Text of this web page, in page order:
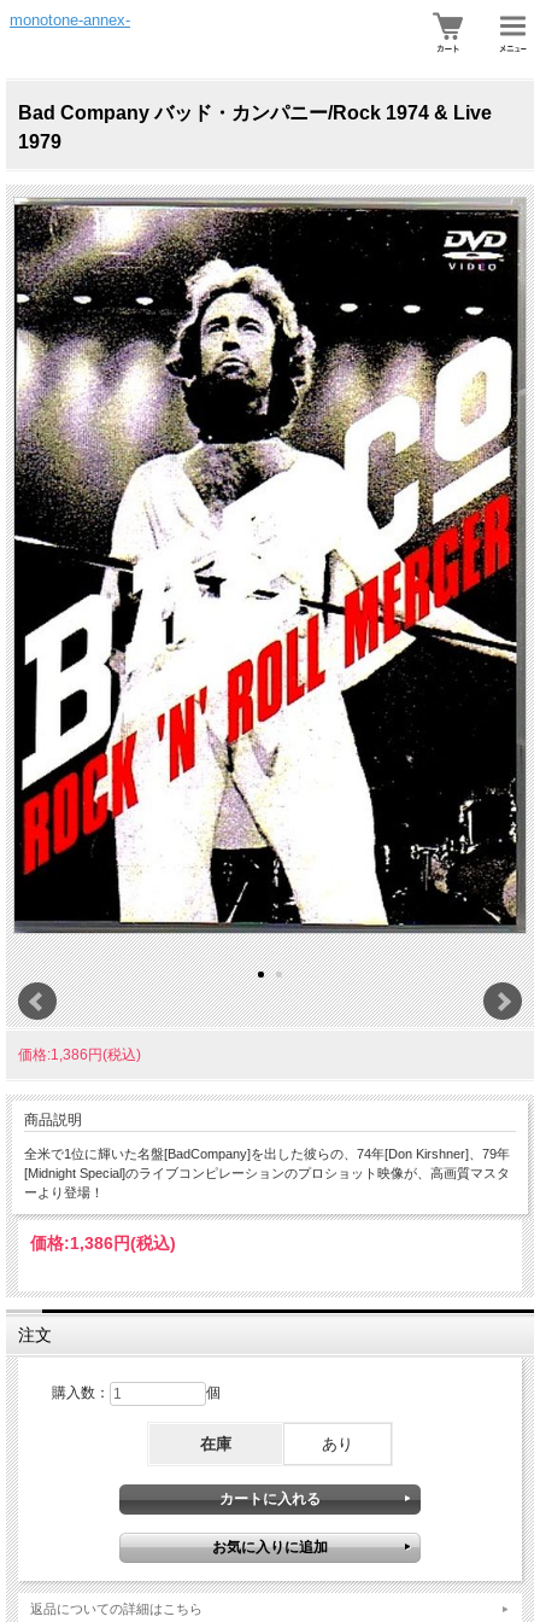
monotone-annex-
Bad Company バッド・カンパニー/Rock 1974 & Live
1979
価格:1,386円(税込)
商品説明
全米で1位に輝いた名盤[BadCompany]を出した彼らの、74年[Don Kirshner]、79年
[Midnight Special]のライブコンピレーションのプロショット映像が、高画質マスタ
ーより登場！
価格:1,386円(税込)
注文
購入数： 個
在庫 あり
返品についての詳細はこちら